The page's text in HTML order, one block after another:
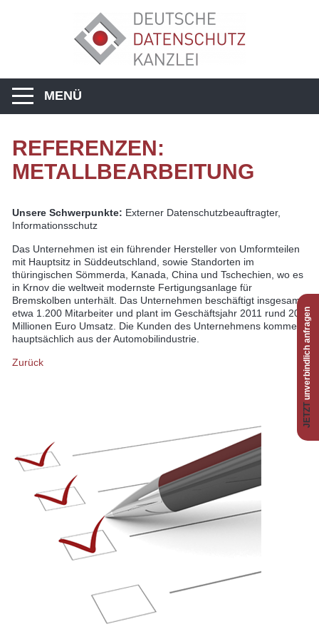
MENÜ
REFERENZEN:
METALLBEARBEITUNG
Unsere Schwerpunkte: Externer Datenschutzbeauftragter,
Informationsschutz
Das Unternehmen ist ein führender Hersteller von Umformteilen
mit Hauptsitz in Süddeutschland, sowie Standorten im
thüringischen Sömmerda, Kanada, China und Tschechien, wo es
in Krnov die weltweit modernste Fertigungsanlage für
Bremskolben unterhält. Das Unternehmen beschäftigt insgesamt
etwa 1.200 Mitarbeiter und plant im Geschäftsjahr 2011 rund 200
Millionen Euro Umsatz. Die Kunden des Unternehmens kommen
hauptsächlich aus der Automobilindustrie.
Zurück
JETZT
unverbindlich anfragen